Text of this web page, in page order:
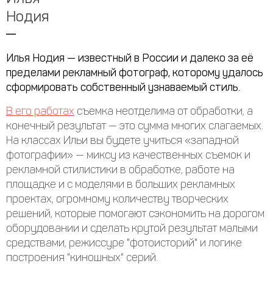
Нодия
Илья Нодия — известный в России и далеко за её
пределами рекламный фотограф, которому удалось
сформировать собственный узнаваемый стиль.
В его работах съемка неотделима от обработки, а
конечный результат — это сумма многих слагаемых.
На классах Ильи вы будете учиться «западной
фотографии» — миксу из качественных съемок и
рекламной стилистики в обработке, работе на
площадке и с моделями в больших рекламных
проектах, огромному количеству творческих
решений, которые помогают сэкономить на дорогом
оборудовании и сделать крутой результат малыми
средствами, режиссуре "фотоисторий" и логике
построения "киношных" серий.